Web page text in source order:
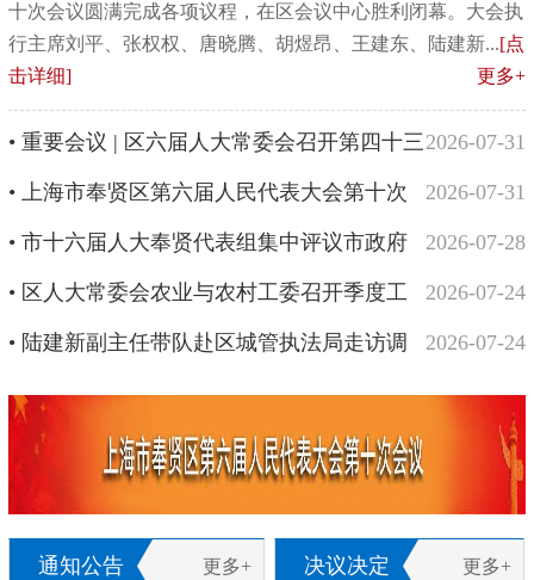
十次会议圆满完成各项议程，在区会议中心胜利闭幕。大会执
行主席刘平、张权权、唐晓腾、胡煜昂、王建东、陆建新...[点
击详细]
更多+
2026-07-31
• 重要会议 | 区六届人大常委会召开第四十三
次会议 2026-07-31
• 上海市奉贤区第六届人民代表大会第十次
会议开幕 2026-07-28
• 市十六届人大奉贤代表组集中评议市政府
上半年工作报告 2026-07-24
• 区人大常委会农业与农村工委召开季度工
作会议 2026-07-24
• 陆建新副主任带队赴区城管执法局走访调
研 2026-07-23
• 唐瑛副主任赴团区委走访调研
通知公告 更多+ 决议决定 更多+